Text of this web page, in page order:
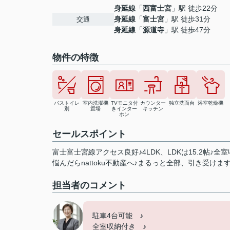
交通
身延線 「西富士宮 」駅 徒歩22分
身延線 「富士宮 」駅 徒歩31分
身延線 「源道寺 」駅 徒歩47分
物件の特徴
バストイレ
別
室内洗濯機
置場
TVモニタ付
きインター
ホン
カウンター
キッチン
独立洗面台 浴室乾燥機
セールスポイント
富士富士宮線アクセス良好♪4LDK、LDKは15.2帖♪全
悩んだらnattoku不動産へ♪まるっと全部、引き受けます
担当者のコメント
駐車4台可能 ♪
全室収納付き ♪